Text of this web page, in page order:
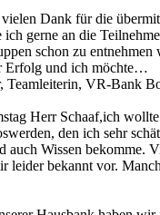
Dank für die
gerne an die
schon zu entnehmen
Erfolg und ich möchte…
Teamleiterin, VR-Bank
Herr Schaaf,ich
den ich sehr
auch Wissen bekomme.
leider bekannt vor.